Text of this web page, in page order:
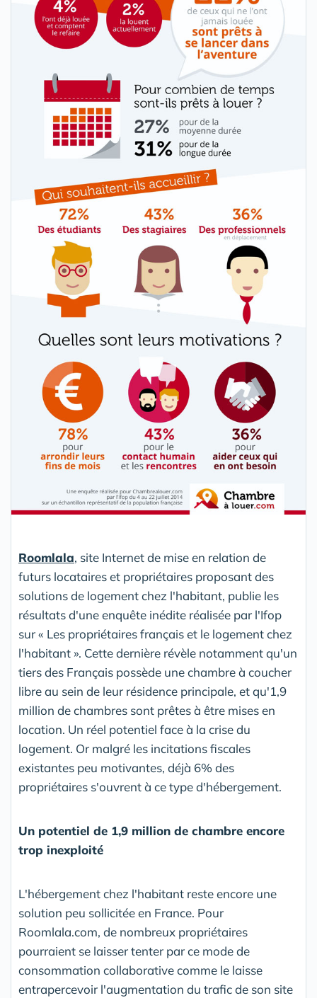
Roomlala, site Internet de mise en relation de
futurs locataires et propriétaires proposant des
solutions de logement chez l'habitant, publie les
résultats d'une enquête inédite réalisée par l'Ifop
sur « Les propriétaires français et le logement chez
l'habitant ». Cette dernière révèle notamment qu'un
tiers des Français possède une chambre à coucher
libre au sein de leur résidence principale, et qu'1,9
million de chambres sont prêtes à être mises en
location. Un réel potentiel face à la crise du
logement. Or malgré les incitations fiscales
existantes peu motivantes, déjà 6% des
propriétaires s'ouvrent à ce type d'hébergement.
Un potentiel de 1,9 million de chambre encore
trop inexploité
L'hébergement chez l'habitant reste encore une
solution peu sollicitée en France. Pour
Roomlala.com, de nombreux propriétaires
pourraient se laisser tenter par ce mode de
consommation collaborative comme le laisse
entrapercevoir l'augmentation du trafic de son site